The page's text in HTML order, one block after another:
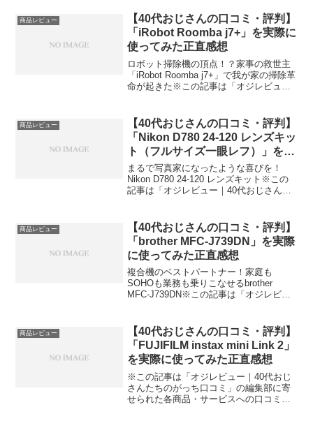
商品レビュー
【40代おじさんの口コミ・評判】
「iRobot Roomba j7+」を実際に
使ってみた正直感想
ロボット掃除機の頂点！？家事の救世主
「iRobot Roomba j7+」で我が家の掃除革
命が起きた※この記事は「オジレビュー
の口コミ今日、編集部が紹介したいのが
「i...
商品レビュー
【40代おじさんの口コミ・評判】
「Nikon D780 24-120 レンズキッ
ト（フルサイズ一眼レフ）」を実
際に使ってみた正直感想
まるで写真家になったような喜びを！
Nikon D780 24-120 レンズキット※この
記事は「オジレビュー｜40代おじさんた
集部が紹介したいのが「Nikon D780...
商品レビュー
【40代おじさんの口コミ・評判】
「brother MFC-J739DN」を実際
に使ってみた正直感想
複合機のベストパートナー！家庭も
SOHOも業務も乗りこなせるbrother
MFC-J739DN※この記事は「オジレビュ
への口コミ今日、編集部が紹介したいの
がブラザー...
商品レビュー
【40代おじさんの口コミ・評判】
「FUJIFILM instax mini Link 2」
を実際に使ってみた正直感想
※この記事は「オジレビュー｜40代おじ
さんたちのがっち口コミ」の編集部に寄
せられた各商品・サービスへの口コミス